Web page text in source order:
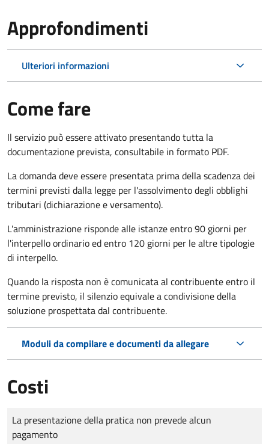
Approfondimenti
Ulteriori informazioni
Come fare
Il servizio può essere attivato presentando tutta la
documentazione prevista, consultabile in formato PDF.
La domanda deve essere presentata prima della scadenza dei
termini previsti dalla legge per l'assolvimento degli obblighi
tributari (dichiarazione e versamento).
L'amministrazione risponde alle istanze entro 90 giorni per
l'interpello ordinario ed entro 120 giorni per le altre tipologie
di interpello.
Quando la risposta non è comunicata al contribuente entro il
termine previsto, il silenzio equivale a condivisione della
soluzione prospettata dal contribuente.
Moduli da compilare e documenti da allegare
Costi
Tipo di pagamento
Importo
La presentazione della pratica non prevede alcun
pagamento